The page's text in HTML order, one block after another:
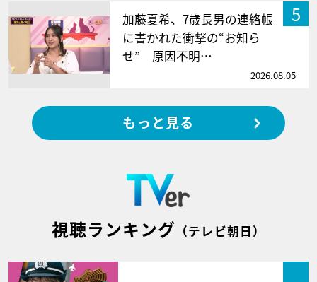
5
加藤夏希、7歳長男の連絡帳
に書かれた衝撃の“お知ら
せ” 原因不明…
2026.08.05
もっと見る
視聴ランキング （テレビ朝日）